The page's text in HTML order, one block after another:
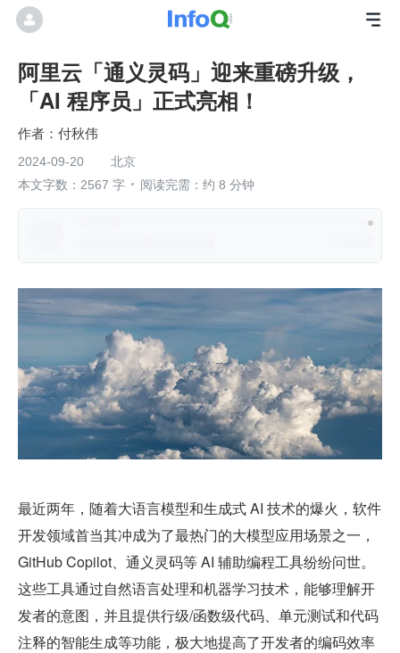
阿里云「通义灵码」迎来重磅升级，
「AI 程序员」正式亮相！
付秋伟
2024-09-20
北京
本文字数：2567 字
阅读完需：约 8 分钟
最近两年，随着大语言模型和生成式 AI 技术的爆火，软件
开发领域首当其冲成为了最热门的大模型应用场景之一，
GitHub Copilot、通义灵码等 AI 辅助编程工具纷纷问世。
这些工具通过自然语言处理和机器学习技术，能够理解开
发者的意图，并且提供行级/函数级代码、单元测试和代码
注释的智能生成等功能，极大地提高了开发者的编码效率